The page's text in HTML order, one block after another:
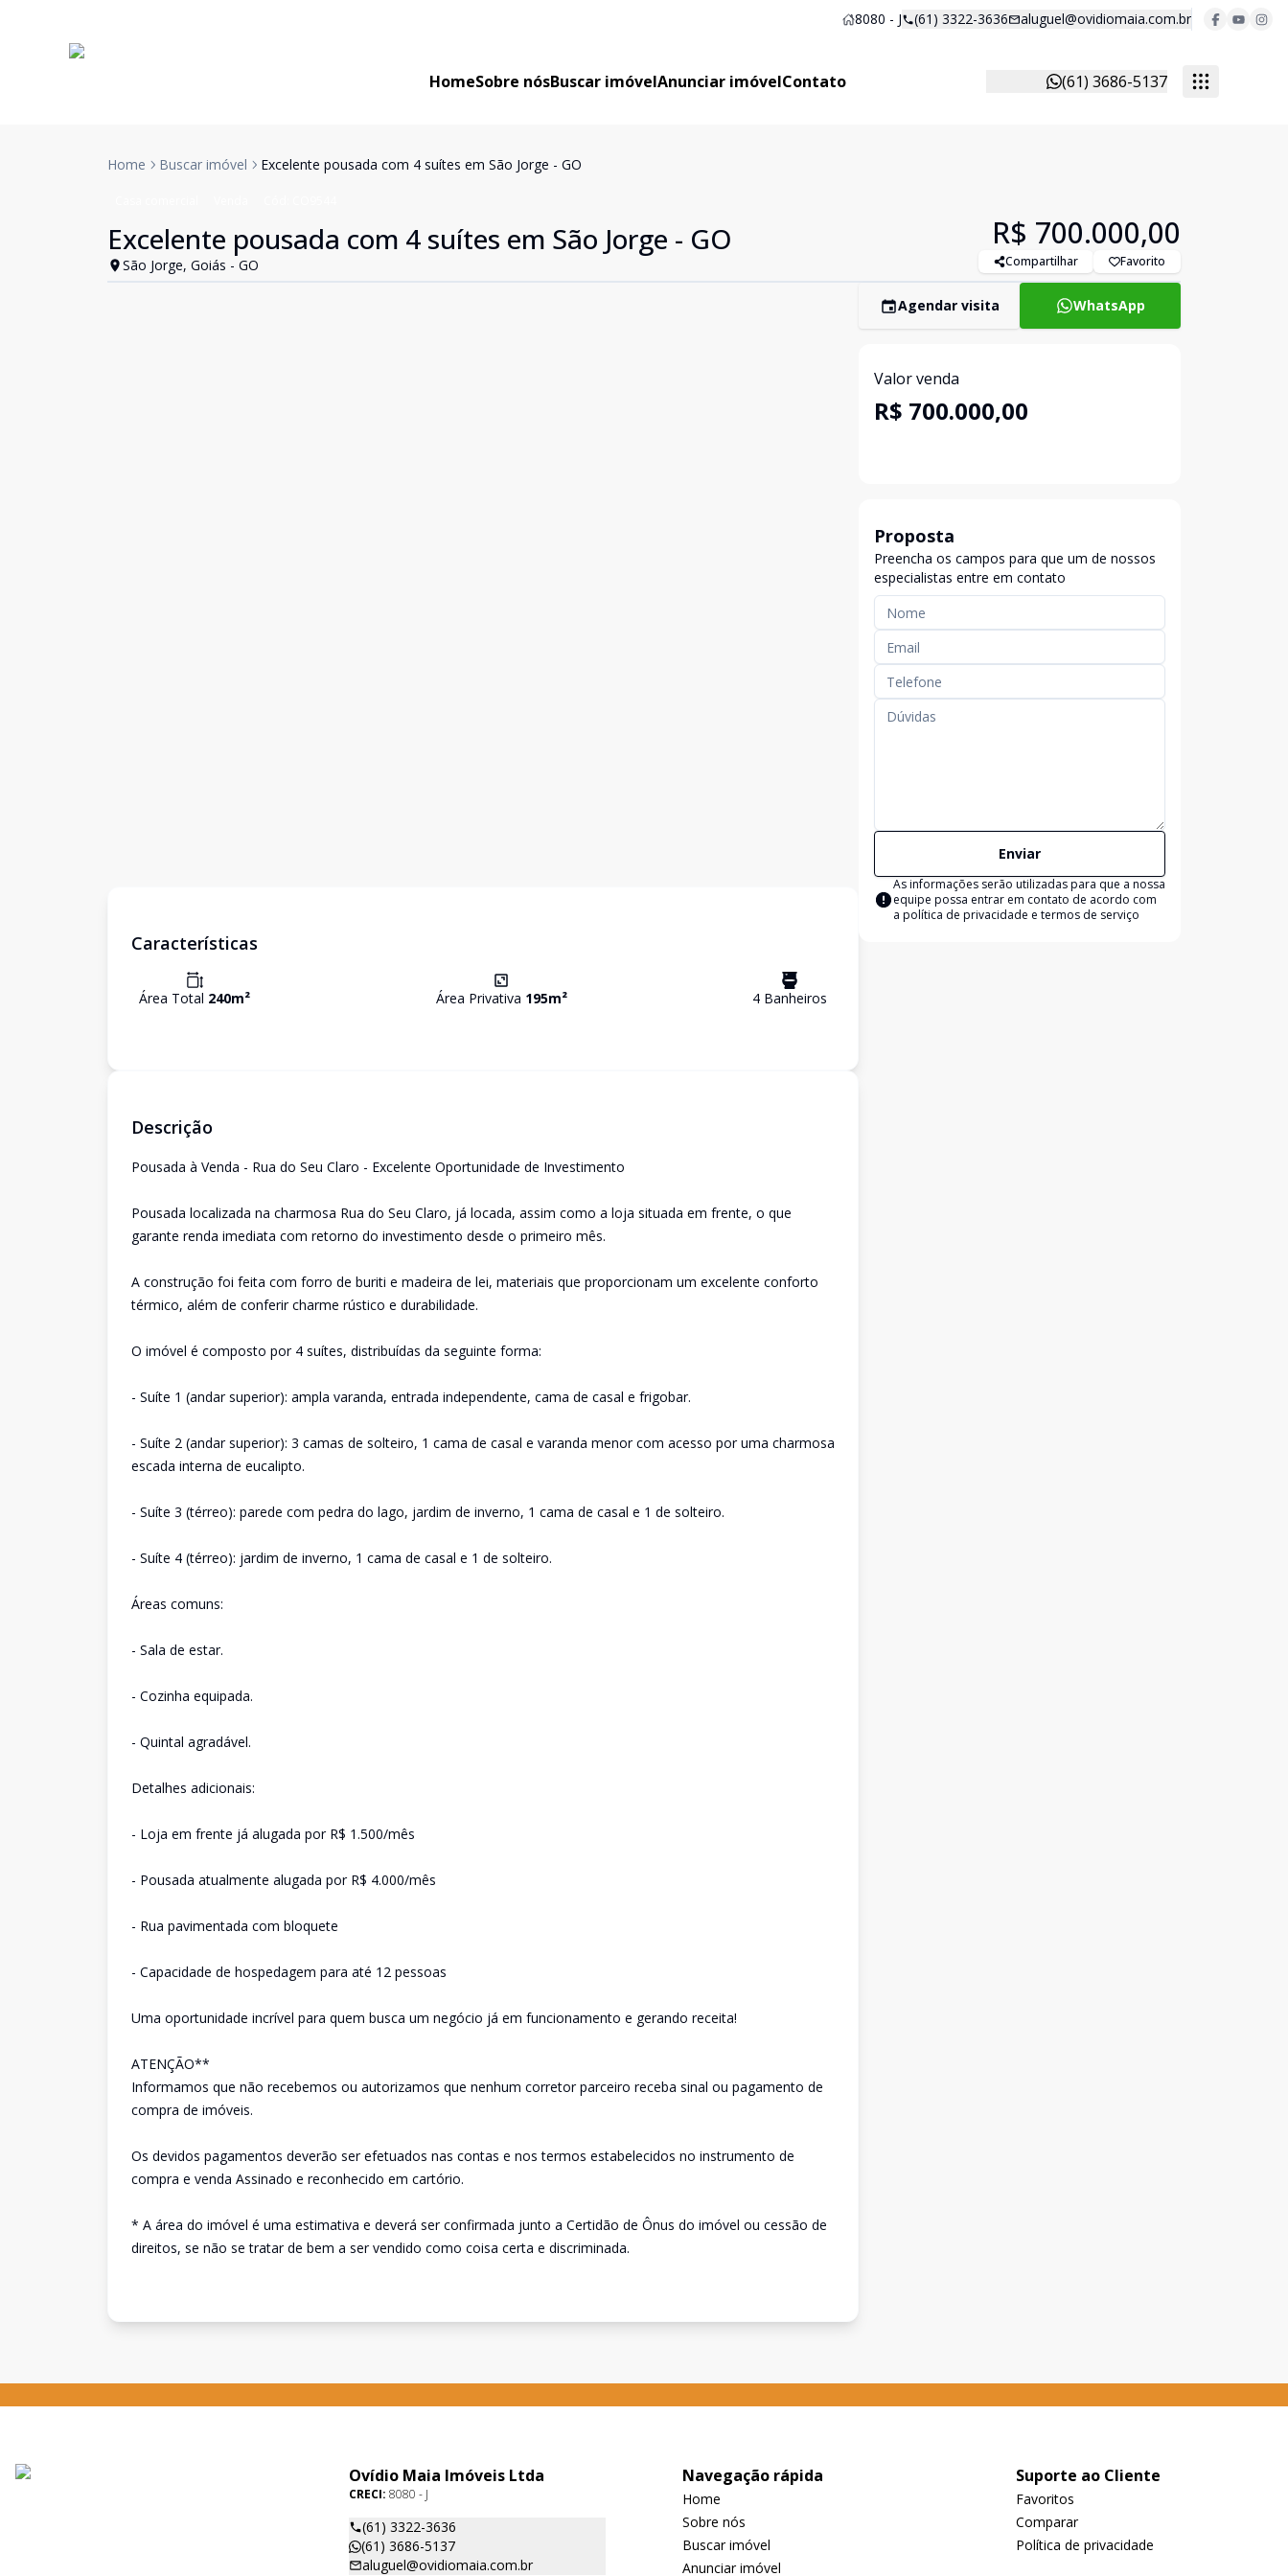
8080 - J (61) 3322-3636 aluguel@ovidiomaia.com.br
HomeSobre nósBuscar imóvelAnunciar imóvelContato (61) 3686-5137
Home Buscar imóvel Excelente pousada com 4 suítes em São Jorge - GO
Excelente pousada com 4 suítes em São Jorge - GO
São Jorge, Goiás - GO
R$ 700.000,00
Compartilhar Favorito
Características
Área Total 240m² Área Privativa 195m² 4 Banheiros
Descrição
Pousada à Venda - Rua do Seu Claro - Excelente Oportunidade de Investimento
Pousada localizada na charmosa Rua do Seu Claro, já locada, assim como a loja situada em frente, o que
garante renda imediata com retorno do investimento desde o primeiro mês.
A construção foi feita com forro de buriti e madeira de lei, materiais que proporcionam um excelente conforto
térmico, além de conferir charme rústico e durabilidade.
O imóvel é composto por 4 suítes, distribuídas da seguinte forma:
- Suíte 1 (andar superior): ampla varanda, entrada independente, cama de casal e frigobar.
- Suíte 2 (andar superior): 3 camas de solteiro, 1 cama de casal e varanda menor com acesso por uma charmosa
escada interna de eucalipto.
- Suíte 3 (térreo): parede com pedra do lago, jardim de inverno, 1 cama de casal e 1 de solteiro.
- Suíte 4 (térreo): jardim de inverno, 1 cama de casal e 1 de solteiro.
Áreas comuns:
- Sala de estar.
- Cozinha equipada.
- Quintal agradável.
Detalhes adicionais:
- Loja em frente já alugada por R$ 1.500/mês
- Pousada atualmente alugada por R$ 4.000/mês
- Rua pavimentada com bloquete
- Capacidade de hospedagem para até 12 pessoas
Uma oportunidade incrível para quem busca um negócio já em funcionamento e gerando receita!
ATENÇÃO**
Informamos que não recebemos ou autorizamos que nenhum corretor parceiro receba sinal ou pagamento de
compra de imóveis.
Os devidos pagamentos deverão ser efetuados nas contas e nos termos estabelecidos no instrumento de
compra e venda Assinado e reconhecido em cartório.
* A área do imóvel é uma estimativa e deverá ser confirmada junto a Certidão de Ônus do imóvel ou cessão de
direitos, se não se tratar de bem a ser vendido como coisa certa e discriminada.
Agendar visita WhatsApp
Valor venda
R$ 700.000,00
Proposta
Preencha os campos para que um de nossos
especialistas entre em contato
Enviar
As informações serão utilizadas para que a nossa
equipe possa entrar em contato de acordo com
a política de privacidade e termos de serviço
Ovídio Maia Imóveis Ltda
CRECI: 8080 - J
(61) 3322-3636
(61) 3686-5137
aluguel@ovidiomaia.com.br
Navegação rápida
Home
Sobre nós
Buscar imóvel
Anunciar imóvel
Suporte ao Cliente
Favoritos
Comparar
Política de privacidade